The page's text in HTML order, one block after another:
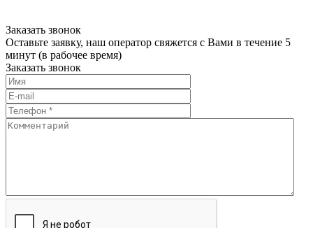
Заказать звонок
Оставьте заявку, наш оператор свяжется с Вами в течение 5
минут (в рабочее время)
Заказать звонок